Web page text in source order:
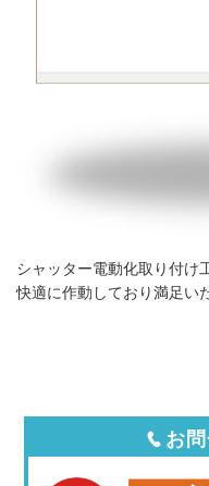
シャッター電動化取り付け
快適に作動しており満足い
お